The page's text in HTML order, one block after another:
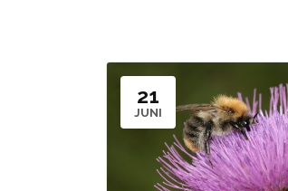
21
JUNI